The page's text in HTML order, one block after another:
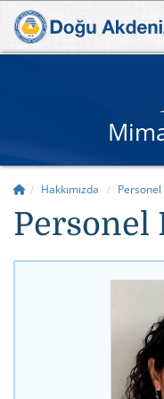
Hakkımızda Personel
Personel